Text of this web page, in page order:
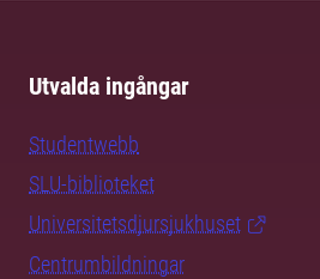
Utvalda ingångar
Studentwebb
SLU-biblioteket
Universitetsdjursjukhuset
Centrumbildningar